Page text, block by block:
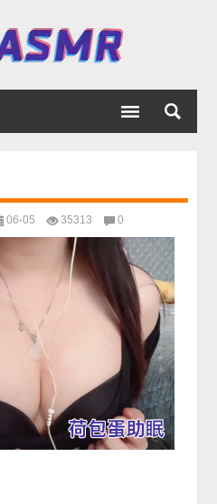
06-05 35313 0